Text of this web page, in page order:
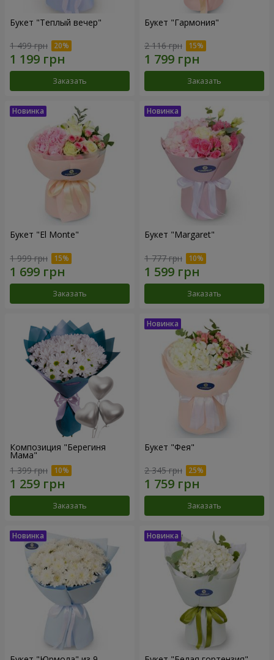
Букет "Теплый вечер"
1 499 грн
Заказать
Букет "Гармония"
2 116 грн
Заказать
Букет "El Monte"
1 999 грн
Заказать
Букет "Margaret"
1 777 грн
Заказать
Композиция "Берегиня
Мама"
1 399 грн
Заказать
Букет "Фея"
2 345 грн
Заказать